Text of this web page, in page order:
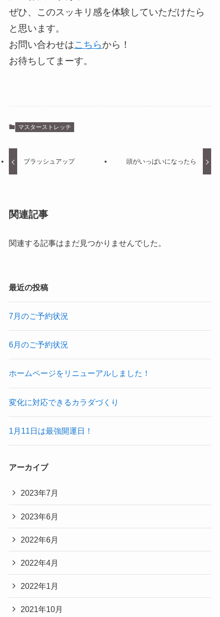
ぜひ、このスッキリ感を体験していただけたら
と思います。
お問い合わせはこちらから！
お待ちしてまーす。
マスターストレッチ
ブラッシュアップ 頭がいっぱいになったら
関連記事
関連する記事はまだ見つかりませんでした。
最近の投稿
7月のご予約状況
6月のご予約状況
ホームページをリニューアルしました！
変化に対応できるカラダづくり
1月11日は最強開運日！
アーカイブ
2023年7月
2023年6月
2022年6月
2022年4月
2022年1月
2021年10月